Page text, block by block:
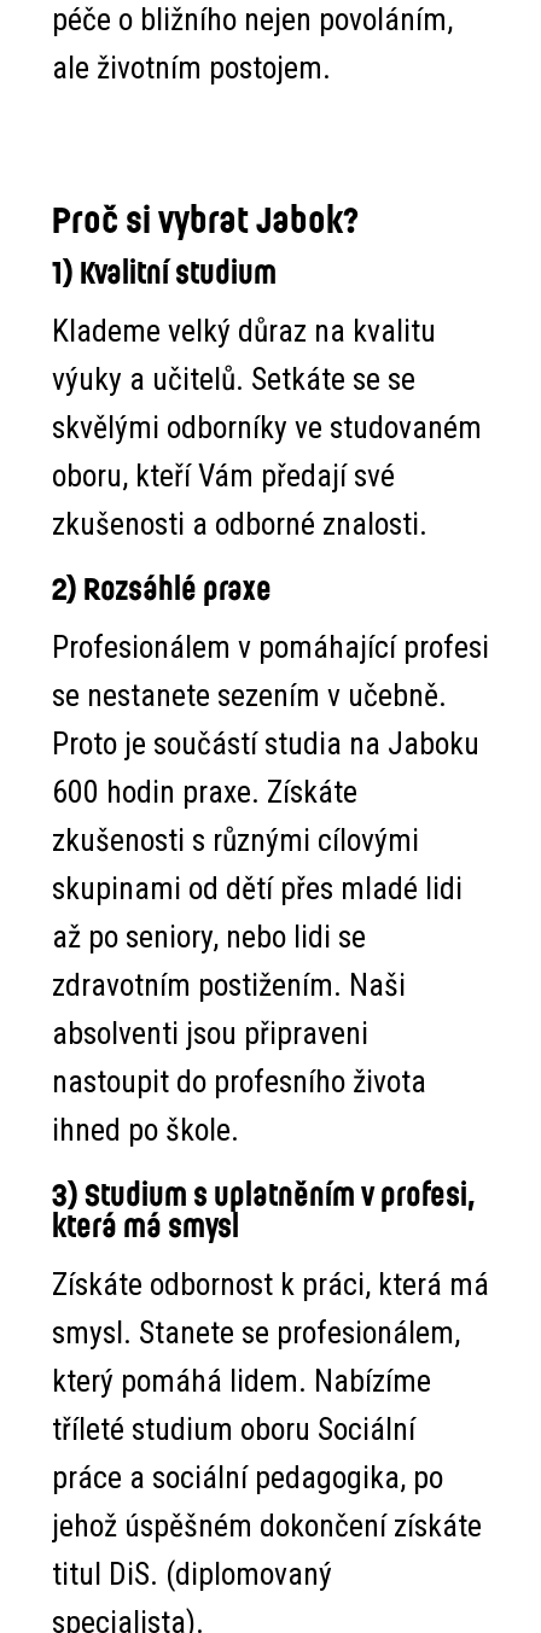
péče o bližního nejen povoláním,
ale životním postojem.
Proč si vybrat Jabok?
1) Kvalitní studium
Klademe velký důraz na kvalitu
výuky a učitelů. Setkáte se se
skvělými odborníky ve studovaném
oboru, kteří Vám předají své
zkušenosti a odborné znalosti.
2) Rozsáhlé praxe
Profesionálem v pomáhající profesi
se nestanete sezením v učebně.
Proto je součástí studia na Jaboku
600 hodin praxe. Získáte
zkušenosti s různými cílovými
skupinami od dětí přes mladé lidi
až po seniory, nebo lidi se
zdravotním postižením. Naši
absolventi jsou připraveni
nastoupit do profesního života
ihned po škole.
3) Studium s uplatněním v profesi,
která má smysl
Získáte odbornost k práci, která má
smysl. Stanete se profesionálem,
který pomáhá lidem. Nabízíme
tříleté studium oboru Sociální
práce a sociální pedagogika, po
jehož úspěšném dokončení získáte
titul DiS. (diplomovaný
specialista).